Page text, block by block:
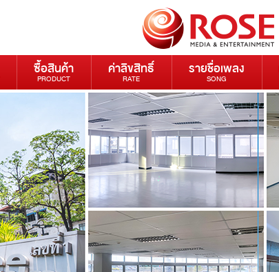
ซื้อสินค้า
PRODUCT
ค่าลิขสิทธิ์
RATE
รายชื่อเพลง
SONG